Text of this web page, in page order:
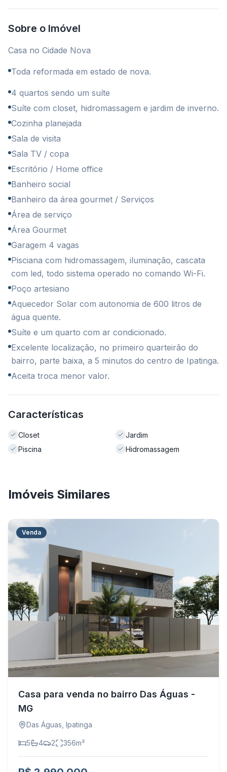
Sobre o Imóvel
Casa no Cidade Nova
⁠Toda reformada em estado de nova.
4 quartos sendo um suíte
⁠Suíte com closet, hidromassagem e jardim de inverno.
⁠Cozinha planejada
⁠Sala de visita
⁠Sala TV / copa
Escritório / Home office⁠
⁠Banheiro social
⁠Banheiro da área gourmet / Serviços
⁠Área de serviço ⁠
⁠Área Gourmet
⁠Garagem 4 vagas
⁠Pisciana com hidromassagem, iluminação, cascata
com led, todo sistema operado no comando Wi-Fi.
⁠Poço artesiano
⁠Aquecedor Solar com autonomia de 600 litros de
água quente.
⁠Suíte e um quarto com ar condicionado.
⁠Excelente localização, no primeiro quarteirão do
bairro, parte baixa, a 5 minutos do centro de Ipatinga.
⁠Aceita troca menor valor.
Características
Closet
Jardim
Piscina
Hidromassagem
Imóveis Similares
Venda
Casa para venda no bairro Das Águas -
MG
Das Águas Ipatinga
5 4 2 356m²